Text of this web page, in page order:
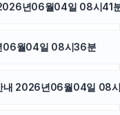
년06월04일 08시41
06월04일 08시36분
내 2026년06월04일 08